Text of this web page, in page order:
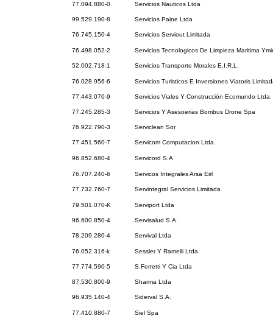
77.094.880-0 Servicios Nauticos Ltda
99.529.190-8 Servicios Paine Ltda
76.745.150-4 Servicios Serviout Limitada
76.498.052-2 Servicios Tecnologicos De Limpieza Maritima
52.002.718-1 Servicios Transporte Morales E.I.R.L.
76.028.956-6 Servicios Turisticos E Inversiones Viatoris
77.443.070-9 Servicios Viales Y Construcción Ecomundo Ltda.
77.245.285-3 Servicios Y Asesoerias Bombus Drone Spa
76.922.790-3 Serviclean Sor
77.451.560-7 Servicom Computacion Ltda.
96.852.680-4 Servicord S.A
76.707.240-6 Servicos Integrales Arsa Eirl
77.732.760-7 Servintegral Servicios Limitada
79.501.070-K Serviport Ltda
96.600.850-4 Servisalud S.A.
78.209.280-4 Servival Ltda
76.052.316-k Sessler Y Ramelli Ltda
77.774.590-5 S.Ferretti Y Cia Ltda
87.530.800-9 Sharma Ltda
96.935.140-4 Siderval S.A.
77.410.880-7 Siel Spa